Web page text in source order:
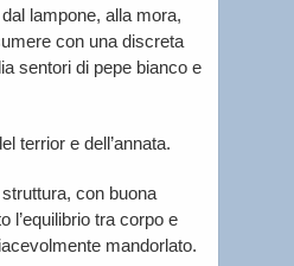
lampone, alla mora,
con una discreta
sentori di pepe bianco e
terrior e dell’annata.
con buona
l’equilibrio tra corpo e
mandorlato.